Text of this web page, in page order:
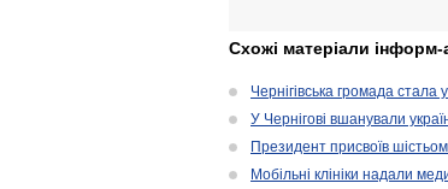
Схожі матеріали інформ-
Чернігівська громада стала
У Чернігові вшанували
Президент присвоїв
Мобільні клініки надали